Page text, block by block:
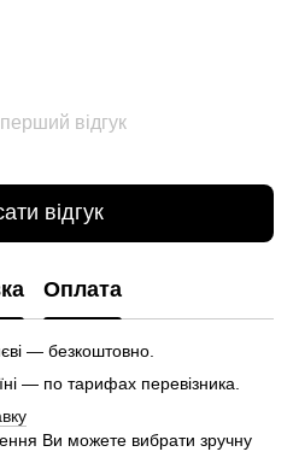
відгук
відгук
Оплата
— безкоштовно.
— по тарифах перевізника.
Ви можете вибрати зручну